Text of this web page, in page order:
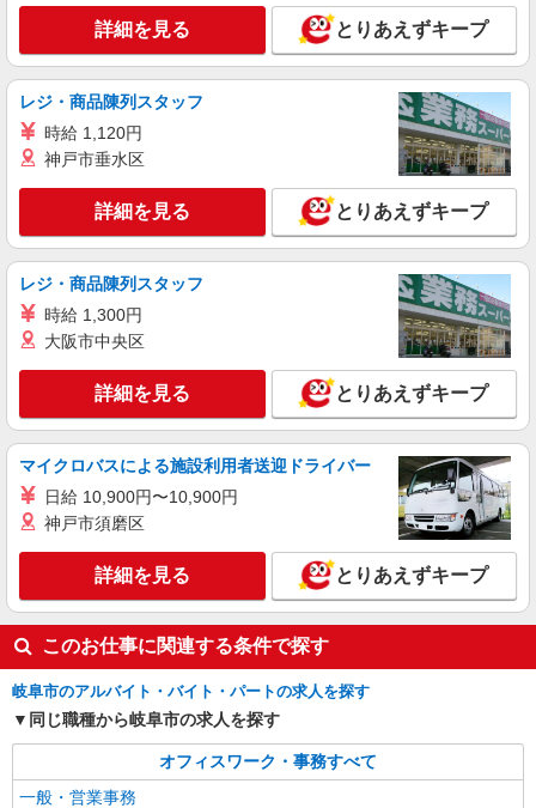
（岐阜）/26-0606707
［年末まで/1300円］家電修理の日程調整＆デ
ータ入力＠西河渡
時給1300円
岐阜県岐阜市／最寄駅：穂積駅、名鉄岐阜駅
キープ 詳細を見る
派遣社員
パーソルテンプスタッフ株式会社 中部コーディネートセンター一課
（岐阜）/26-0394303
［岐阜駅直結★］自分ペースでOK！サポート
時給1400円
岐阜県岐阜市／最寄駅：岐阜駅、名鉄岐阜駅
＜駅チカの高層ビル★＞目の前のビルまでは駅か
らデッキで直結 ≪車通勤可≫ ※車通勤ご希望の
場合は、民間駐車場をご契約ください◎
詳細を見る
派遣社員
パーソルテンプスタッフ株式会社 中部コーディネートセンター一課
（岐阜）/26-0525599
［鏡島エリア］時間に追われず余裕を持って取
り組める！総務で事務のお仕事
時給1300円
岐阜県岐阜市／最寄駅：西岐阜駅、名鉄岐阜
駅 【鏡島エリア】瑞穂市や北方町からも通勤し
やすい♪ ≪車通勤可≫ ※駐車場は無料です！
キープ 詳細を見る
詳細を見る とりあえずキープ
レジ・商品陳列スタッフ
時給 1,120円
神戸市垂水区
詳細を見る とりあえずキープ
レジ・商品陳列スタッフ
時給 1,300円
大阪市中央区
詳細を見る とりあえずキープ
マイクロバスによる施設利用者送迎ドライバー
日給 10,900円〜10,900円
神戸市須磨区
詳細を見る とりあえずキープ
このお仕事に関連する条件で探す
岐阜市のアルバイト・バイト・パートの求人を探す
同じ職種から岐阜市の求人を探す
オフィスワーク・事務すべて
一般・営業事務